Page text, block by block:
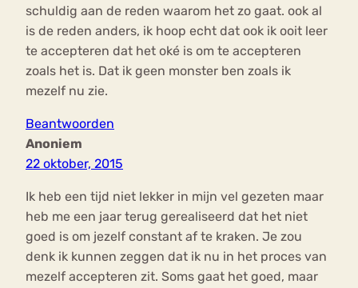
schuldig aan de reden waarom het zo gaat. ook al
is de reden anders, ik hoop echt dat ook ik ooit leer
te accepteren dat het oké is om te accepteren
zoals het is. Dat ik geen monster ben zoals ik
mezelf nu zie.
Beantwoorden
Anoniem
22 oktober, 2015
Ik heb een tijd niet lekker in mijn vel gezeten maar
heb me een jaar terug gerealiseerd dat het niet
goed is om jezelf constant af te kraken. Je zou
denk ik kunnen zeggen dat ik nu in het proces van
mezelf accepteren zit. Soms gaat het goed, maar